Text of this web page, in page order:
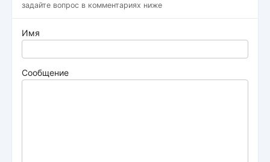
задайте вопрос в комментариях ниже
Имя
Сообщение